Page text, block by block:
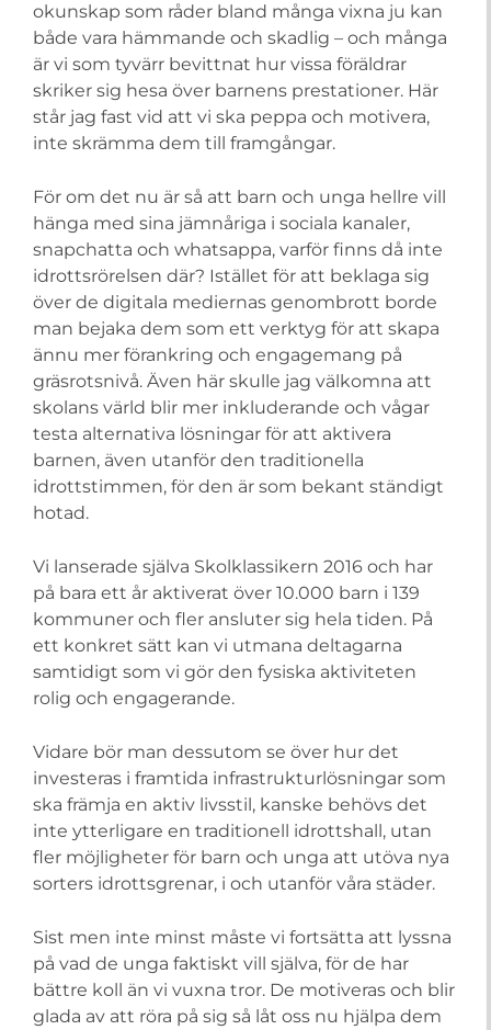
okunskap som råder bland många vixna ju kan
både vara hämmande och skadlig – och många
är vi som tyvärr bevittnat hur vissa föräldrar
skriker sig hesa över barnens prestationer. Här
står jag fast vid att vi ska peppa och motivera,
inte skrämma dem till framgångar.
För om det nu är så att barn och unga hellre vill
hänga med sina jämnåriga i sociala kanaler,
snapchatta och whatsappa, varför finns då inte
idrottsrörelsen där? Istället för att beklaga sig
över de digitala mediernas genombrott borde
man bejaka dem som ett verktyg för att skapa
ännu mer förankring och engagemang på
gräsrotsnivå. Även här skulle jag välkomna att
skolans värld blir mer inkluderande och vågar
testa alternativa lösningar för att aktivera
barnen, även utanför den traditionella
idrottstimmen, för den är som bekant ständigt
hotad.
Vi lanserade själva Skolklassikern 2016 och har
på bara ett år aktiverat över 10.000 barn i 139
kommuner och fler ansluter sig hela tiden. På
ett konkret sätt kan vi utmana deltagarna
samtidigt som vi gör den fysiska aktiviteten
rolig och engagerande.
Vidare bör man dessutom se över hur det
investeras i framtida infrastrukturlösningar som
ska främja en aktiv livsstil, kanske behövs det
inte ytterligare en traditionell idrottshall, utan
fler möjligheter för barn och unga att utöva nya
sorters idrottsgrenar, i och utanför våra städer.
Sist men inte minst måste vi fortsätta att lyssna
på vad de unga faktiskt vill själva, för de har
bättre koll än vi vuxna tror. De motiveras och blir
glada av att röra på sig så låt oss nu hjälpa dem